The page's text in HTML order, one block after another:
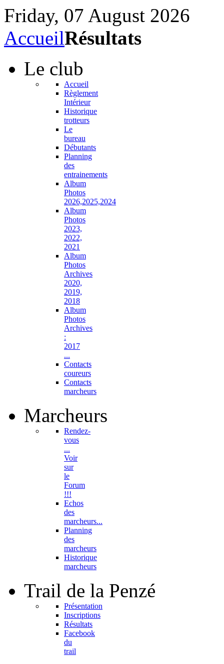
Friday, 07 August 2026
AccueilRésultats
Le club
Accueil
Règlement
Intérieur
Historique
trotteurs
Le
bureau
Débutants
Planning
des
entrainements
Album
Photos
2026,2025,2024
Album
Photos
2023,
2022,
2021
Album
Photos
Archives
2020,
2019,
2018
Album
Photos
Archives
:
2017
...
Contacts
coureurs
Contacts
marcheurs
Marcheurs
Rendez-
vous
...
Voir
sur
le
Forum
!!!
Echos
des
marcheurs...
Planning
des
marcheurs
Historique
marcheurs
Trail de la Penzé
Présentation
Inscriptions
Résultats
Facebook
du
trail